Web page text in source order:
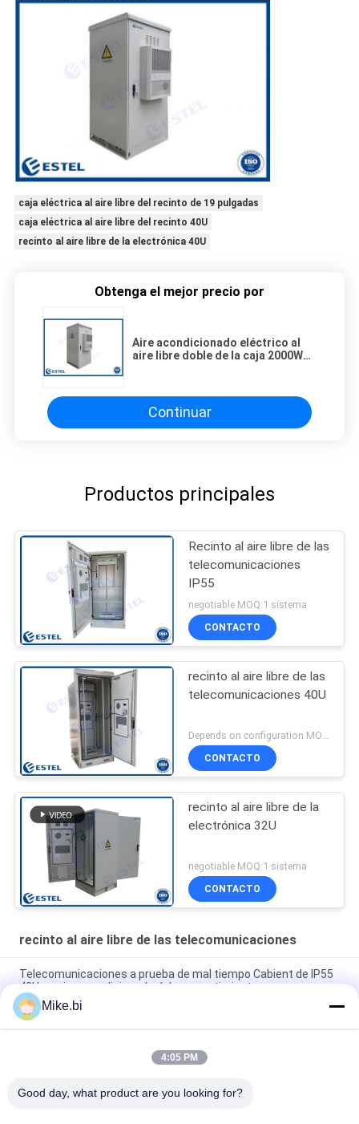
caja eléctrica al aire libre del recinto de 19 pulgadas
caja eléctrica al aire libre del recinto 40U
recinto al aire libre de la electrónica 40U
Obtenga el mejor precio por
Aire acondicionado eléctrico al
aire libre doble de la caja 2000W
Continuar
Productos principales
Recinto al aire libre de las
telecomunicaciones
IP55
negotiable MOQ:1 sistema
CONTACTO
recinto al aire libre de las
telecomunicaciones 40U
Depends on configuration MOQ:1 sistema
CONTACTO
recinto al aire libre de la
electrónica 32U
negotiable MOQ:1 sistema
CONTACTO
recinto al aire libre de las telecomunicaciones
Telecomunicaciones a prueba de mal tiempo Cabient de IP55
40U un aire acondicionado del compartimiento
caja a prueba de mal tiempo de la electrónica del recinto al
aire libre de las telecomunicaciones 16U de 1000m m
Gabinete eléctrico al aire libre a prueba de mal tiempo 1500W
Mike.bi
4:05 PM
Good day, what product are you looking for?